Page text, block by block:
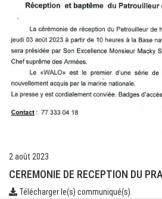
2 août 2023
CEREMONIE DE RECEPTION DU
Télécharger le(s) communiqué(s).